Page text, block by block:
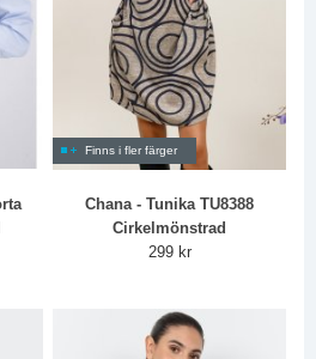
Finns i fler färger
Chana - Tunika TU8388
Cirkelmönstrad
299 kr